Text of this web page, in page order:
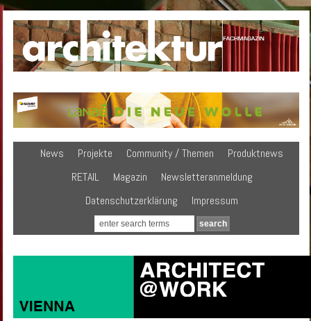
News Projekte Community / Themen
Produktnews
RETAIL
Magazin
Newsletteranmeldung
Datenschutzerklärung
Impressum